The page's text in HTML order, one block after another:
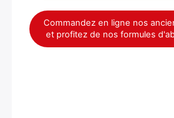
Commandez en ligne nos
et profitez de nos formules